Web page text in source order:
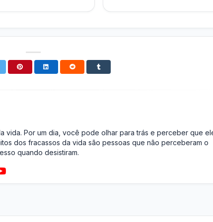
vida. Por um dia, você pode olhar para trás e perceber que
dos fracassos da vida são pessoas que não perceberam o
quando desistiram.